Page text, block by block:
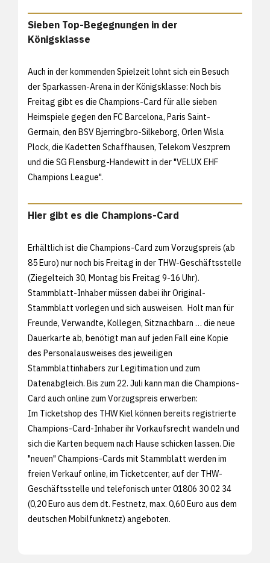
Sieben Top-Begegnungen in der
Königsklasse
Auch in der kommenden Spielzeit lohnt sich ein Besuch
der Sparkassen-Arena in der Königsklasse: Noch bis
Freitag gibt es die Champions-Card für alle sieben
Heimspiele gegen den FC Barcelona, Paris Saint-
Germain, den BSV Bjerringbro-Silkeborg, Orlen Wisla
Plock, die Kadetten Schaffhausen, Telekom Veszprem
und die SG Flensburg-Handewitt in der "VELUX EHF
Champions League".
Hier gibt es die Champions-Card
Erhältlich ist die Champions-Card zum Vorzugspreis (ab
85 Euro) nur noch bis Freitag in der THW-Geschäftsstelle
(Ziegelteich 30, Montag bis Freitag 9-16 Uhr).
Stammblatt-Inhaber müssen dabei ihr Original-
Stammblatt vorlegen und sich ausweisen. Holt man für
Freunde, Verwandte, Kollegen, Sitznachbarn … die neue
Dauerkarte ab, benötigt man auf jeden Fall eine Kopie
des Personalausweises des jeweiligen
Stammblattinhabers zur Legitimation und zum
Datenabgleich. Bis zum 22. Juli kann man die Champions-
Card auch online zum Vorzugspreis erwerben:
Im Ticketshop des THW Kiel können bereits registrierte
Champions-Card-Inhaber ihr Vorkaufsrecht wandeln und
sich die Karten bequem nach Hause schicken lassen. Die
"neuen" Champions-Cards mit Stammblatt werden im
freien Verkauf online, im Ticketcenter, auf der THW-
Geschäftsstelle und telefonisch unter 01806 30 02 34
(0,20 Euro aus dem dt. Festnetz, max. 0,60 Euro aus dem
deutschen Mobilfunknetz) angeboten.